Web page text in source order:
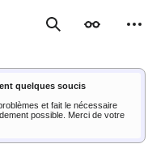
RechercherApparence
quelques soucis
et fait le nécessaire
possible. Merci de votre